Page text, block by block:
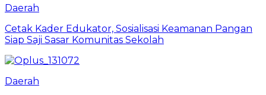
Daerah
Cetak Kader Edukator, Sosialisasi Keamanan Pangan
Siap Saji Sasar Komunitas Sekolah
Daerah